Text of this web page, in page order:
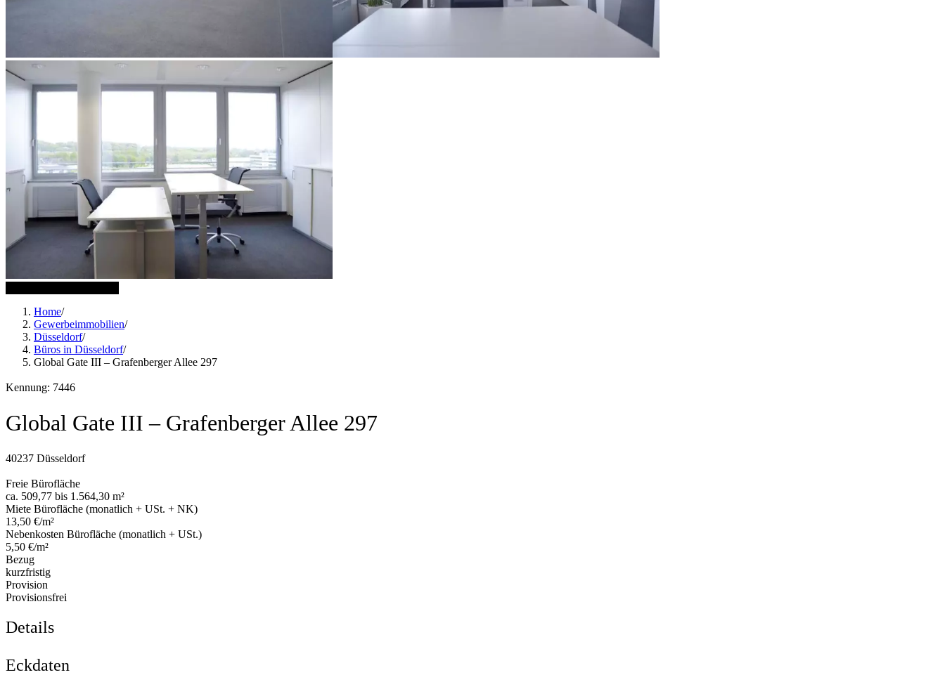
Home/
Gewerbeimmobilien/
Düsseldorf/
Büros in Düsseldorf/
Global Gate III – Grafenberger Allee 297
Kennung: 7446
Global Gate III – Grafenberger Allee 297
40237 Düsseldorf
Freie Bürofläche
ca. 509,77 bis 1.564,30 m²
Miete Bürofläche (monatlich + USt. + NK)
13,50 €/m²
Nebenkosten Bürofläche (monatlich + USt.)
5,50 €/m²
Bezug
kurzfristig
Provision
Provisionsfrei
Details
Eckdaten